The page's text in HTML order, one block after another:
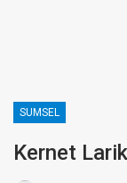
SUMSEL
Kernet